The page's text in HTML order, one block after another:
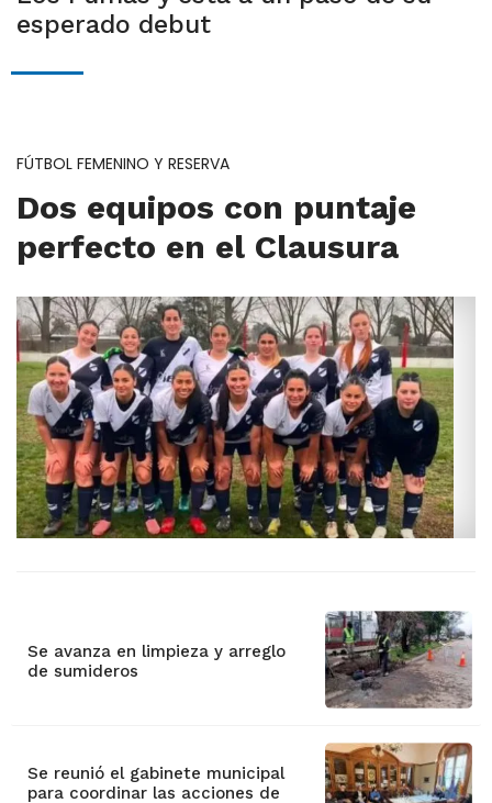
esperado debut
FÚTBOL FEMENINO Y RESERVA
Dos equipos con puntaje
perfecto en el Clausura
Se avanza en limpieza y arreglo
de sumideros
Se reunió el gabinete municipal
para coordinar las acciones de